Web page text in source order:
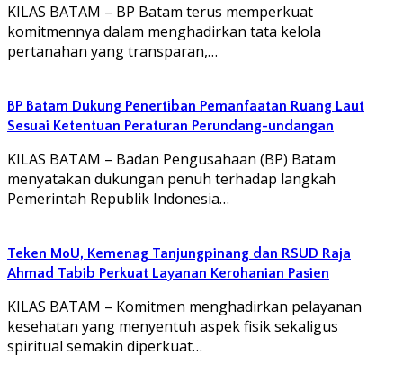
KILAS BATAM – BP Batam terus memperkuat
komitmennya dalam menghadirkan tata kelola
pertanahan yang transparan,…
BP Batam Dukung Penertiban Pemanfaatan Ruang Laut
Sesuai Ketentuan Peraturan Perundang-undangan
KILAS BATAM – Badan Pengusahaan (BP) Batam
menyatakan dukungan penuh terhadap langkah
Pemerintah Republik Indonesia…
Teken MoU, Kemenag Tanjungpinang dan RSUD Raja
Ahmad Tabib Perkuat Layanan Kerohanian Pasien
KILAS BATAM – Komitmen menghadirkan pelayanan
kesehatan yang menyentuh aspek fisik sekaligus
spiritual semakin diperkuat…